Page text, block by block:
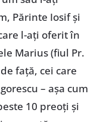
Părinte Iosif și
l-ați oferit în
Marius (fiul Pr.
față, cei care
– așa cum
10 preoți și